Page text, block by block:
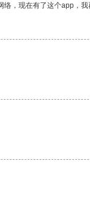
，现在有了这个app，我